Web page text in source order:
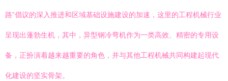
路”倡议的深入推进和区域基础设施建设的加速，这里的工程机械行业
呈现出蓬勃生机，其中，异型钢冷弯机作为一类高效、精密的专用设
备，正扮演着越来越重要的角色，并与其他工程机械共同构建起现代
化建设的坚实骨架。